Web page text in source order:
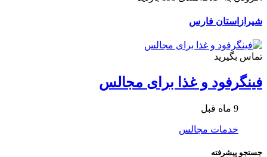
شیراز استان فارس
تماس بگیرید
فینگرفود و غذا برای مجالس
9 ماه قبل
خدمات مجالس
جستجو پیشرفته